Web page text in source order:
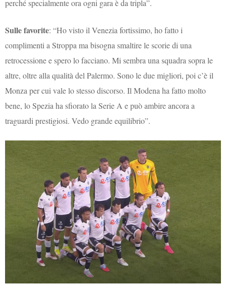
perché specialmente ora ogni gara è da tripla”.
Sulle favorite: “Ho visto il Venezia fortissimo, ho fatto i
complimenti a Stroppa ma bisogna smaltire le scorie di una
retrocessione e spero lo facciano. Mi sembra una squadra sopra le
altre, oltre alla qualità del Palermo. Sono le due migliori, poi c’è il
Monza per cui vale lo stesso discorso. Il Modena ha fatto molto
bene, lo Spezia ha sfiorato la Serie A e può ambire ancora a
traguardi prestigiosi. Vedo grande equilibrio”.